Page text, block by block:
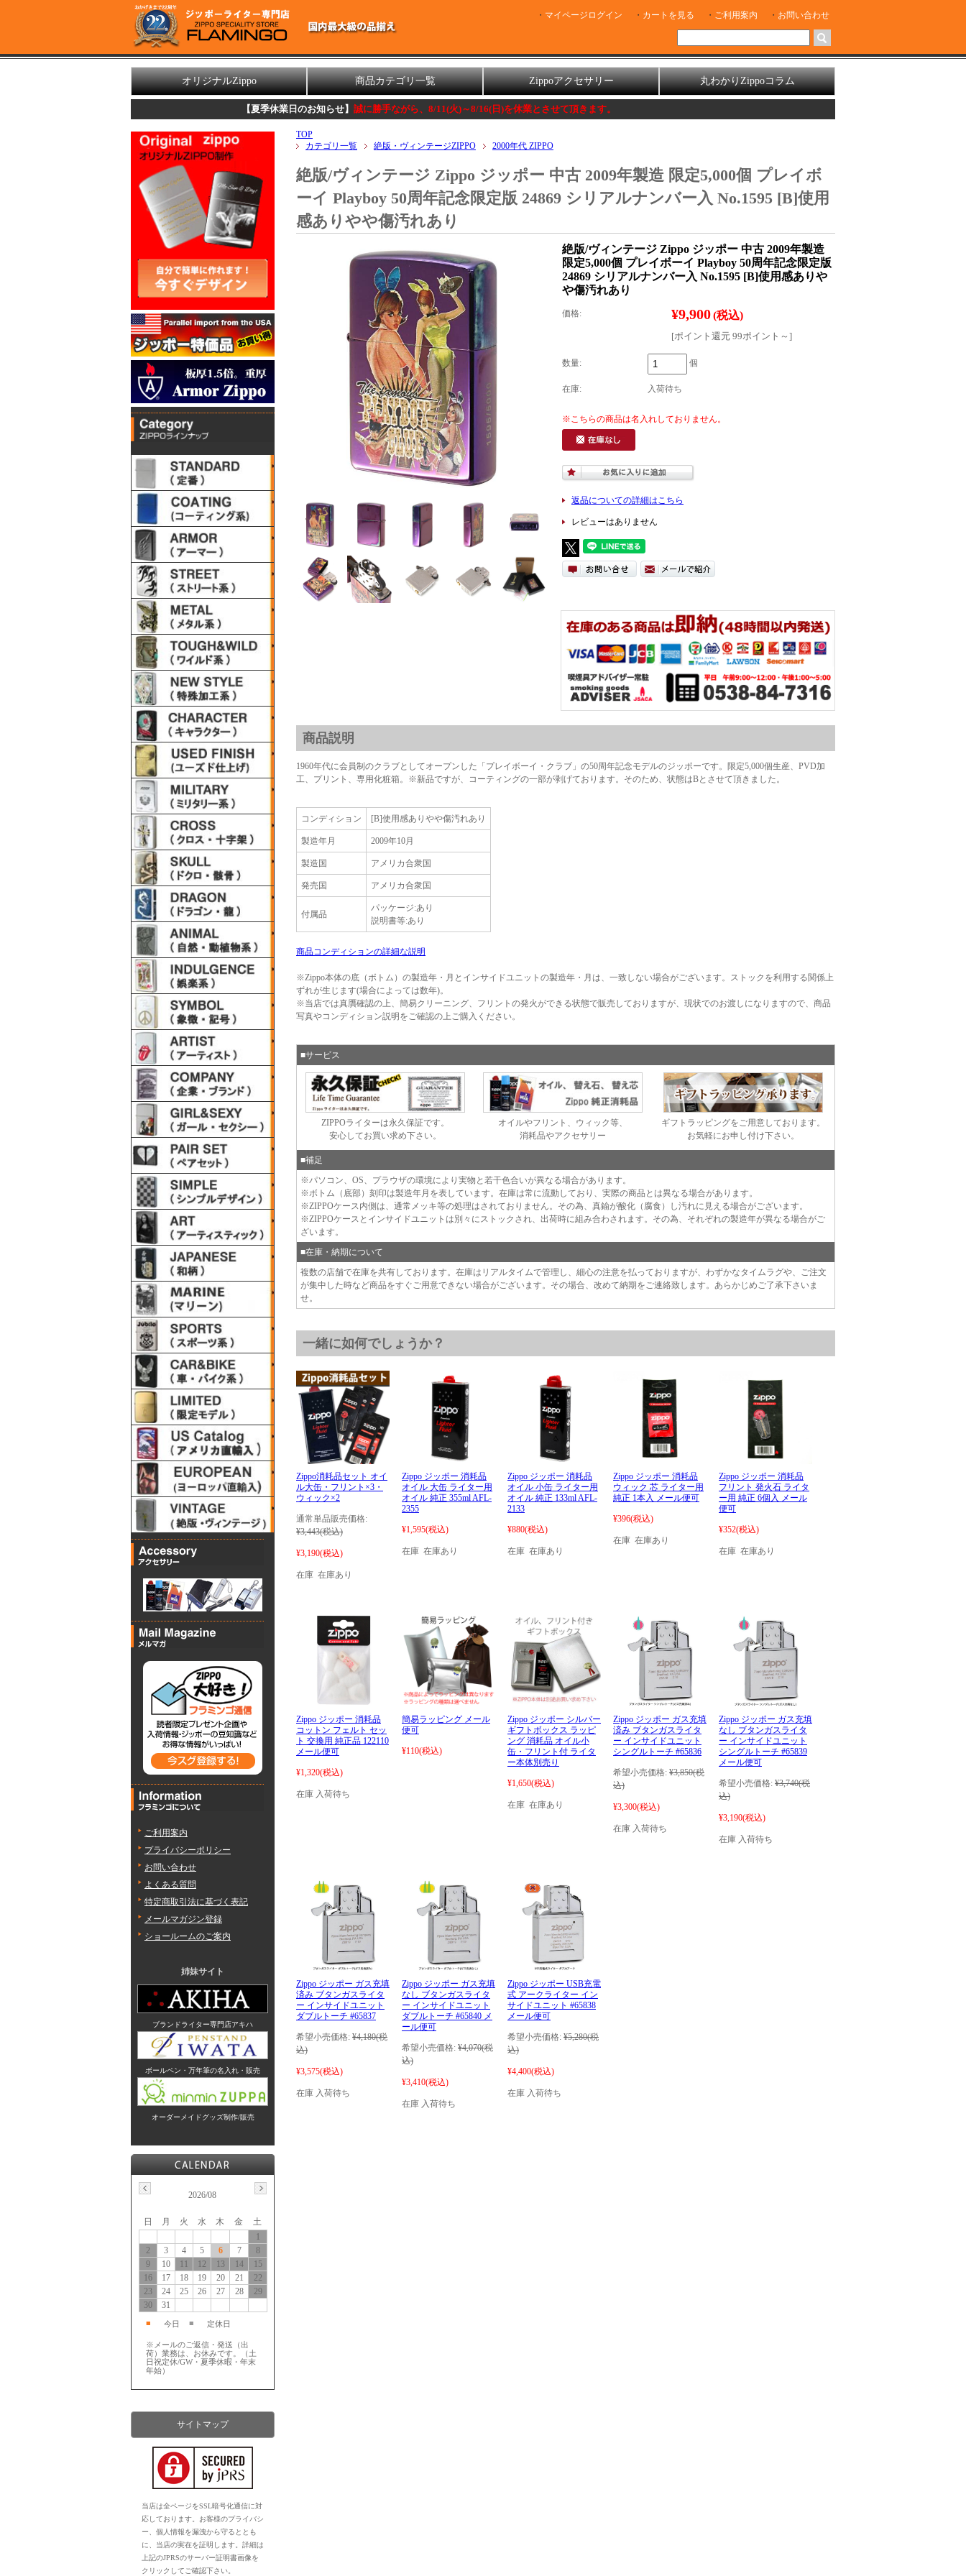
マイページログイン カートを見る ご利用案内 お問い合わせ
オリジナルZippo 商品カテゴリ一覧 Zippoアクセサリー 丸わかりZippoコラム
【夏季休業日のお知らせ】 誠に勝手ながら、8/11(火)～8/16(日)を休業とさせて頂きます。
TOP
カテゴリ一覧
絶版・ヴィンテージZIPPO 2000年代 ZIPPO
絶版/ヴィンテージ Zippo ジッポー 中古 2009年製造 限定5,000個 プレイボ
ーイ Playboy 50周年記念限定版 24869 シリアルナンバー入 No.1595 [B]使用
感ありやや傷汚れあり
絶版/ヴィンテージ Zippo ジッポー 中古 2009年製造
限定5,000個 プレイボーイ Playboy 50周年記念限定版
24869 シリアルナンバー入 No.1595 [B]使用感ありや
や傷汚れあり
価格: ¥9,900(税込)
[ポイント還元 99ポイント～]
数量: 個
在庫: 入荷待ち
返品についての詳細はこちら
レビューはありません
商品説明
1960年代に会員制のクラブとしてオープンした「プレイボーイ・クラブ」の50周年記念モデルのジッポーです。限定5,000個生産、PVD加
工、プリント、専用化粧箱。※新品ですが、コーティングの一部が剥げております。そのため、状態はBとさせて頂きました。
コンディション [B]使用感ありやや傷汚れあり
製造年月 2009年10月
製造国 アメリカ合衆国
発売国 アメリカ合衆国
付属品
パッケージ:あり
説明書等:あり
商品コンディションの詳細な説明
※Zippo本体の底（ボトム）の製造年・月とインサイドユニットの製造年・月は、一致しない場合がございます。ストックを利用する関係上
ずれが生じます(場合によっては数年)。
※当店では真贋確認の上、簡易クリーニング、フリントの発火ができる状態で販売しておりますが、現状でのお渡しになりますので、商品
写真やコンディション説明をご確認の上ご購入ください。
■サービス
ZIPPOライターは永久保証です。
安心してお買い求め下さい。
オイルやフリント、ウィック等、
消耗品やアクセサリー
ギフトラッピングをご用意しております。
お気軽にお申し付け下さい。
■補足
※パソコン、OS、プラウザの環境により実物と若干色合いが異なる場合があります。
※ボトム（底部）刻印は製造年月を表しています。在庫は常に流動しており、実際の商品とは異なる場合があります。
※ZIPPOケース内側は、通常メッキ等の処理はされておりません。その為、真鍮が酸化（腐食）し汚れに見える場合がございます。
※ZIPPOケースとインサイドユニットは別々にストックされ、出荷時に組み合わされます。その為、それぞれの製造年が異なる場合がご
ざいます。
■在庫・納期について
複数の店舗で在庫を共有しております。在庫はリアルタイムで管理し、細心の注意を払っておりますが、わずかなタイムラグや、ご注文
が集中した時など商品をすぐご用意できない場合がございます。その場合、改めて納期をご連絡致します。あらかじめご了承下さいま
せ。
一緒に如何でしょうか？
Zippo消耗品セット オイ
ル大缶・フリント×3・
ウィック×2
通常単品販売価格:
¥3,443(税込)
¥3,190(税込)
在庫 在庫あり
Zippo ジッポー 消耗品
オイル 大缶 ライター用
オイル 純正 355ml AFL-
2355
¥1,595(税込)
在庫 在庫あり
Zippo ジッポー 消耗品
オイル 小缶 ライター用
オイル 純正 133ml AFL-
2133
¥880(税込)
在庫 在庫あり
Zippo ジッポー 消耗品
ウィック 芯 ライター用
純正 1本入 メール便可
¥396(税込)
在庫 在庫あり
Zippo ジッポー 消耗品
フリント 発火石 ライタ
ー用 純正 6個入 メール
便可
¥352(税込)
在庫 在庫あり
Zippo ジッポー 消耗品
コットン フェルト セッ
ト 交換用 純正品 122110
メール便可
¥1,320(税込)
在庫 入荷待ち
簡易ラッピング メール
便可
¥110(税込)
Zippo ジッポー シルバー
ギフトボックス ラッピ
ング 消耗品 オイル小
缶・フリント付 ライタ
ー本体別売り
¥1,650(税込)
在庫 在庫あり
Zippo ジッポー ガス充填
済み ブタンガスライタ
ー インサイドユニット
シングルトーチ #65836
希望小売価格: ¥3,850(税
込)
¥3,300(税込)
在庫 入荷待ち
Zippo ジッポー ガス充填
なし ブタンガスライタ
ー インサイドユニット
シングルトーチ #65839
メール便可
希望小売価格: ¥3,740(税
込)
¥3,190(税込)
在庫 入荷待ち
Zippo ジッポー ガス充填
済み ブタンガスライタ
ー インサイドユニット
ダブルトーチ #65837
希望小売価格: ¥4,180(税
込)
¥3,575(税込)
在庫 入荷待ち
Zippo ジッポー ガス充填
なし ブタンガスライタ
ー インサイドユニット
ダブルトーチ #65840 メ
ール便可
希望小売価格: ¥4,070(税
込)
¥3,410(税込)
在庫 入荷待ち
Zippo ジッポー USB充電
式 アークライター イン
サイドユニット #65838
メール便可
希望小売価格: ¥5,280(税
込)
¥4,400(税込)
在庫 入荷待ち
ご利用案内
プライバシーポリシー
お問い合わせ
よくある質問
特定商取引法に基づく表記
メールマガジン登録
ショールームのご案内
姉妹サイト
ブランドライター専門店アキハ
ボールペン・万年筆の名入れ・販売
オーダーメイドグッズ制作/販売
2026/08
日 月 火 水 木 金
土
1
2
3 4 5 6 7
8
9
10 11 12 13 14
15
16
17 18 19 20 21
22
23
24 25 26 27 28
29
30
31
■ 今日 ■ 定休日
※メールのご返信・発送（出
荷）業務は、お休みです。（土
日祝定休/GW・夏季休暇・年末
年始）
サイトマップ
当店は全ページをSSL暗号化通信に対
応しております。お客様のプライバシ
ー、個人情報を漏洩から守るととも
に、当店の実在を証明します。詳細は
上記のJPRSのサーバー証明書画像を
クリックしてご確認下さい。